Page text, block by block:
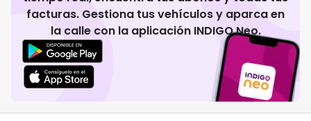
facturas. Gestiona tus vehículos y aparca en
la calle con la aplicación INDIGO Neo.